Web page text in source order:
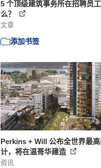
5 个顶级建筑事务所在招聘员
么？
文章
添加书签
Perkins + Will 公布全世界最
计，将在温哥华建造
资讯